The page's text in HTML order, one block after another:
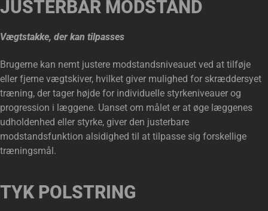
JUSTERBAR MODSTAND
Vægtstakke, der kan tilpasses
Brugerne kan nemt justere modstandsniveauet ved at tilføje
eller fjerne vægtskiver, hvilket giver mulighed for skræddersyet
træning, der tager højde for individuelle styrkeniveauer og
progression i læggene. Uanset om målet er at øge læggenes
udholdenhed eller styrke, giver den justerbare
modstandsfunktion alsidighed til at tilpasse sig forskellige
træningsmål.
TYK POLSTRING